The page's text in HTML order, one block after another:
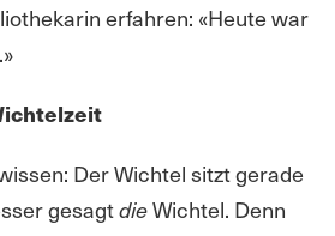
erfahren: «Heute war
Der Wichtel sitzt gerade
gesagtdieWichtel. Denn